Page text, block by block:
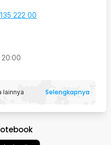
222 00
20:00
lainnya Selengkapnya